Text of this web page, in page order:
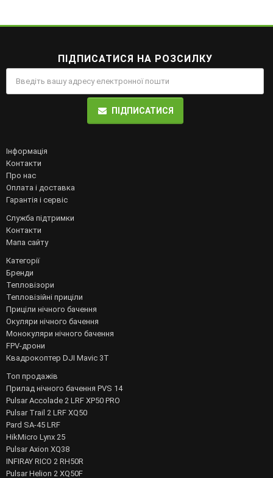
ПІДПИСАТИСЯ НА РОЗСИЛКУ
ПІДПИСАТИСЯ
Інформація
Контакти
Про нас
Оплата і доставка
Гарантія і сервіс
Служба підтримки
Контакти
Мапа сайту
Категорії
Бренди
Тепловізори
Тепловізійні приціли
Приціли нічного бачення
Окуляри нічного бачення
Монокуляри нічного бачення
FPV-дрони
Квадрокоптер DJI Mavic 3T
Топ продажів
Прилад нічного бачення PVS 14
Pulsar Accolade 2 LRF XP50 PRO
Pulsar Trail 2 LRF XQ50
Pard SA-45 LRF
HikMicro Lynx 25
Pulsar Axion XQ38
INFIRAY RICO 2 RH50R
Pulsar Helion 2 XQ50F